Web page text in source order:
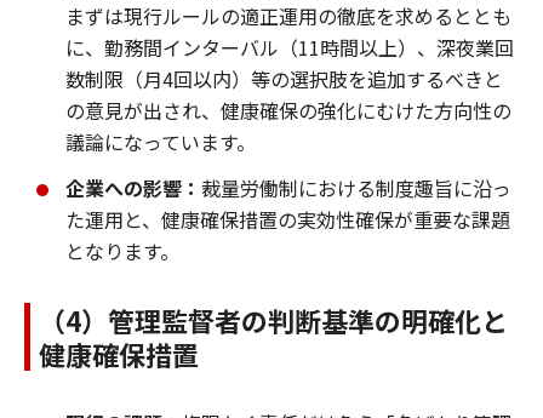
まずは現行ルールの適正運用の徹底を求めるととも
に、勤務間インターバル（11時間以上）、深夜業回
数制限（月4回以内）等の選択肢を追加するべきと
の意見が出され、健康確保の強化にむけた方向性の
議論になっています。
企業への影響： 裁量労働制における制度趣旨に沿っ
た運用と、健康確保措置の実効性確保が重要な課題
となります。
（4）管理監督者の判断基準の明確化と
健康確保措置